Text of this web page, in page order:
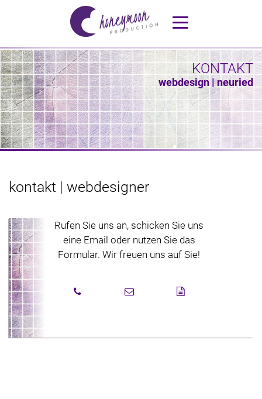
KONTAKT
webdesign | neuried
kontakt | webdesigner
Rufen Sie uns an, schicken Sie uns
eine Email oder nutzen Sie das
Formular. Wir freuen uns auf Sie!